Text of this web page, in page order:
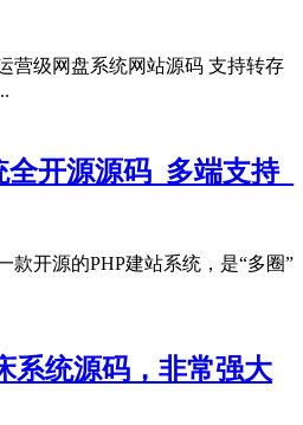
营级网盘系统网站源码 支持转存
开源源码_多端支持_
款开源的PHP建站系统，是“多圈”
系统源码，非常强大